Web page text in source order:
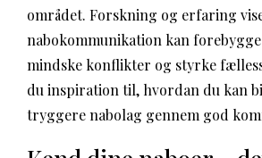
området. Forskning og erfaring
nabokommunikation kan
mindske konflikter og styrke
du inspiration til, hvordan du kan
tryggere nabolag gennem god